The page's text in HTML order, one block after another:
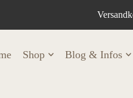
Shop Blog & Infos